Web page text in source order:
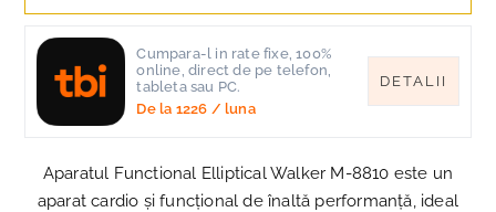
Cumpara-l in rate fixe, 100%
online, direct de pe telefon,
tableta sau PC.
De la 1226 / luna
DETALII
Aparatul Functional Elliptical Walker M-8810 este un
aparat cardio și funcțional de înaltă performanță, ideal